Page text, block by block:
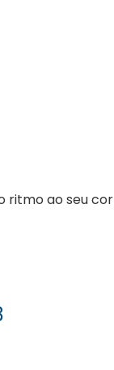
ritmo ao seu